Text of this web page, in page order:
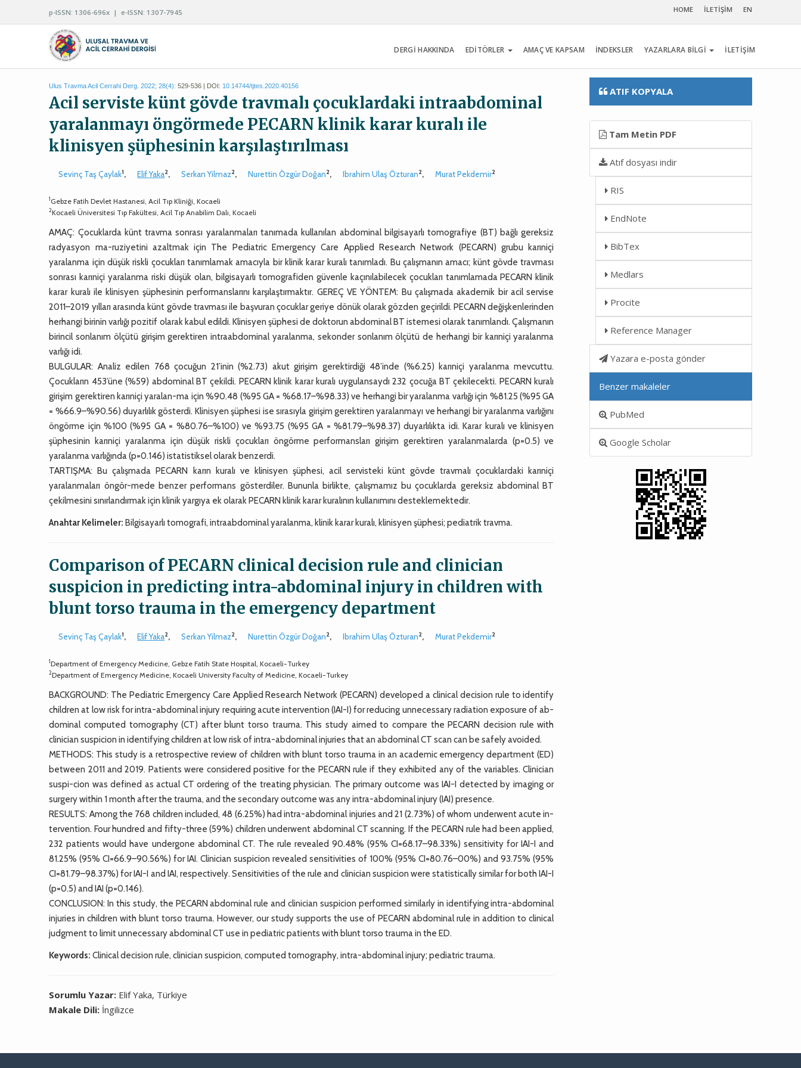
p-ISSN: 1306-696x | e-ISSN: 1307-7945 HOME İLETİŞİM EN
DERGİ HAKKINDA EDİTÖRLER AMAÇ VE KAPSAM İNDEKSLER YAZARLARA BİLGİ İLETİŞİM
Ulus Travma Acil Cerrahi Derg. 2022; 28(4): 529-536 | DOI: 10.14744/tjtes.2020.40156
Acil serviste künt gövde travmalı çocuklardaki intraabdominal
yaralanmayı öngörmede PECARN klinik karar kuralı ile
klinisyen şüphesinin karşılaştırılması
Sevinç Taş Çaylak1, Elif Yaka2, Serkan Yilmaz2, Nurettin Özgür Doğan2, Ibrahim Ulaş Özturan2, Murat Pekdemir2
1Gebze Fatih Devlet Hastanesi, Acil Tıp Kliniği, Kocaeli
2Kocaeli Üniversitesi Tıp Fakültesi, Acil Tıp Anabilim Dalı, Kocaeli
AMAÇ: Çocuklarda künt travma sonrası yaralanmaları tanımada kullanılan abdominal bilgisayarlı tomografiye (BT) bağlı gereksiz
radyasyon ma-ruziyetini azaltmak için The Pediatric Emergency Care Applied Research Network (PECARN) grubu karıniçi
yaralanma için düşük riskli çocukları tanımlamak amacıyla bir klinik karar kuralı tanımladı. Bu çalışmanın amacı; künt gövde travması
sonrası karıniçi yaralanma riski düşük olan, bilgisayarlı tomografiden güvenle kaçınılabilecek çocukları tanımlamada PECARN klinik
karar kuralı ile klinisyen şüphesinin performanslarını karşılaştırmaktır. GEREÇ VE YÖNTEM: Bu çalışmada akademik bir acil servise
2011–2019 yılları arasında künt gövde travması ile başvuran çocuklar geriye dönük olarak gözden geçirildi. PECARN değişkenlerinden
herhangi birinin varlığı pozitif olarak kabul edildi. Klinisyen şüphesi de doktorun abdominal BT istemesi olarak tanımlandı. Çalışmanın
birincil sonlanım ölçütü girişim gerektiren intraabdominal yaralanma, sekonder sonlanım ölçütü de herhangi bir karıniçi yaralanma
varlığı idi.
BULGULAR: Analiz edilen 768 çocuğun 21’inin (%2.73) akut girişim gerektirdiği 48’inde (%6.25) karıniçi yaralanma mevcuttu.
Çocukların 453’üne (%59) abdominal BT çekildi. PECARN klinik karar kuralı uygulansaydı 232 çocuğa BT çekilecekti. PECARN kuralı
girişim gerektiren karıniçi yaralan-ma için %90.48 (%95 GA = %68.17–%98.33) ve herhangi bir yaralanma varlığı için %81.25 (%95 GA
= %66.9–%90.56) duyarlılık gösterdi. Klinisyen şüphesi ise sırasıyla girişim gerektiren yaralanmayı ve herhangi bir yaralanma varlığını
öngörme için %100 (%95 GA = %80.76–%100) ve %93.75 (%95 GA = %81.79–%98.37) duyarlılıkta idi. Karar kuralı ve klinisyen
şüphesinin karıniçi yaralanma için düşük riskli çocukları öngörme performansları girişim gerektiren yaralanmalarda (p=0.5) ve
yaralanma varlığında (p=0.146) istatistiksel olarak benzerdi.
TARTIŞMA: Bu çalışmada PECARN karın kuralı ve klinisyen şüphesi, acil servisteki künt gövde travmalı çocuklardaki karıniçi
yaralanmaları öngör-mede benzer performans gösterdiler. Bununla birlikte, çalışmamız bu çocuklarda gereksiz abdominal BT
çekilmesini sınırlandırmak için klinik yargıya ek olarak PECARN klinik karar kuralının kullanımını desteklemektedir.
Anahtar Kelimeler: Bilgisayarlı tomografi, intraabdominal yaralanma, klinik karar kuralı, klinisyen şüphesi; pediatrik travma.
Comparison of PECARN clinical decision rule and clinician
suspicion in predicting intra-abdominal injury in children with
blunt torso trauma in the emergency department
Sevinç Taş Çaylak1, Elif Yaka2, Serkan Yilmaz2, Nurettin Özgür Doğan2, Ibrahim Ulaş Özturan2, Murat Pekdemir2
1Department of Emergency Medicine, Gebze Fatih State Hospital, Kocaeli-Turkey
2Department of Emergency Medicine, Kocaeli University Faculty of Medicine, Kocaeli-Turkey
BACKGROUND: The Pediatric Emergency Care Applied Research Network (PECARN) developed a clinical decision rule to identify
children at low risk for intra-abdominal injury requiring acute intervention (IAI-I) for reducing unnecessary radiation exposure of ab-
dominal computed tomography (CT) after blunt torso trauma. This study aimed to compare the PECARN decision rule with
clinician suspicion in identifying children at low risk of intra-abdominal injuries that an abdominal CT scan can be safely avoided.
METHODS: This study is a retrospective review of children with blunt torso trauma in an academic emergency department (ED)
between 2011 and 2019. Patients were considered positive for the PECARN rule if they exhibited any of the variables. Clinician
suspi-cion was defined as actual CT ordering of the treating physician. The primary outcome was IAI-I detected by imaging or
surgery within 1 month after the trauma, and the secondary outcome was any intra-abdominal injury (IAI) presence.
RESULTS: Among the 768 children included, 48 (6.25%) had intra-abdominal injuries and 21 (2.73%) of whom underwent acute in-
tervention. Four hundred and fifty-three (59%) children underwent abdominal CT scanning. If the PECARN rule had been applied,
232 patients would have undergone abdominal CT. The rule revealed 90.48% (95% CI=68.17–98.33%) sensitivity for IAI-I and
81.25% (95% CI=66.9–90.56%) for IAI. Clinician suspicion revealed sensitivities of 100% (95% CI=80.76–00%) and 93.75% (95%
CI=81.79–98.37%) for IAI-I and IAI, respectively. Sensitivities of the rule and clinician suspicion were statistically similar for both IAI-I
(p=0.5) and IAI (p=0.146).
CONCLUSION: In this study, the PECARN abdominal rule and clinician suspicion performed similarly in identifying intra-abdominal
injuries in children with blunt torso trauma. However, our study supports the use of PECARN abdominal rule in addition to clinical
judgment to limit unnecessary abdominal CT use in pediatric patients with blunt torso trauma in the ED.
Keywords: Clinical decision rule, clinician suspicion, computed tomography, intra-abdominal injury; pediatric trauma.
Sorumlu Yazar: Elif Yaka, Türkiye
Makale Dili: İngilizce
ATIF KOPYALA
Tam Metin PDF
Atıf dosyası indir
RIS
EndNote
BibTex
Medlars
Procite
Reference Manager
Yazara e-posta gönder
Benzer makaleler
PubMed
Google Scholar